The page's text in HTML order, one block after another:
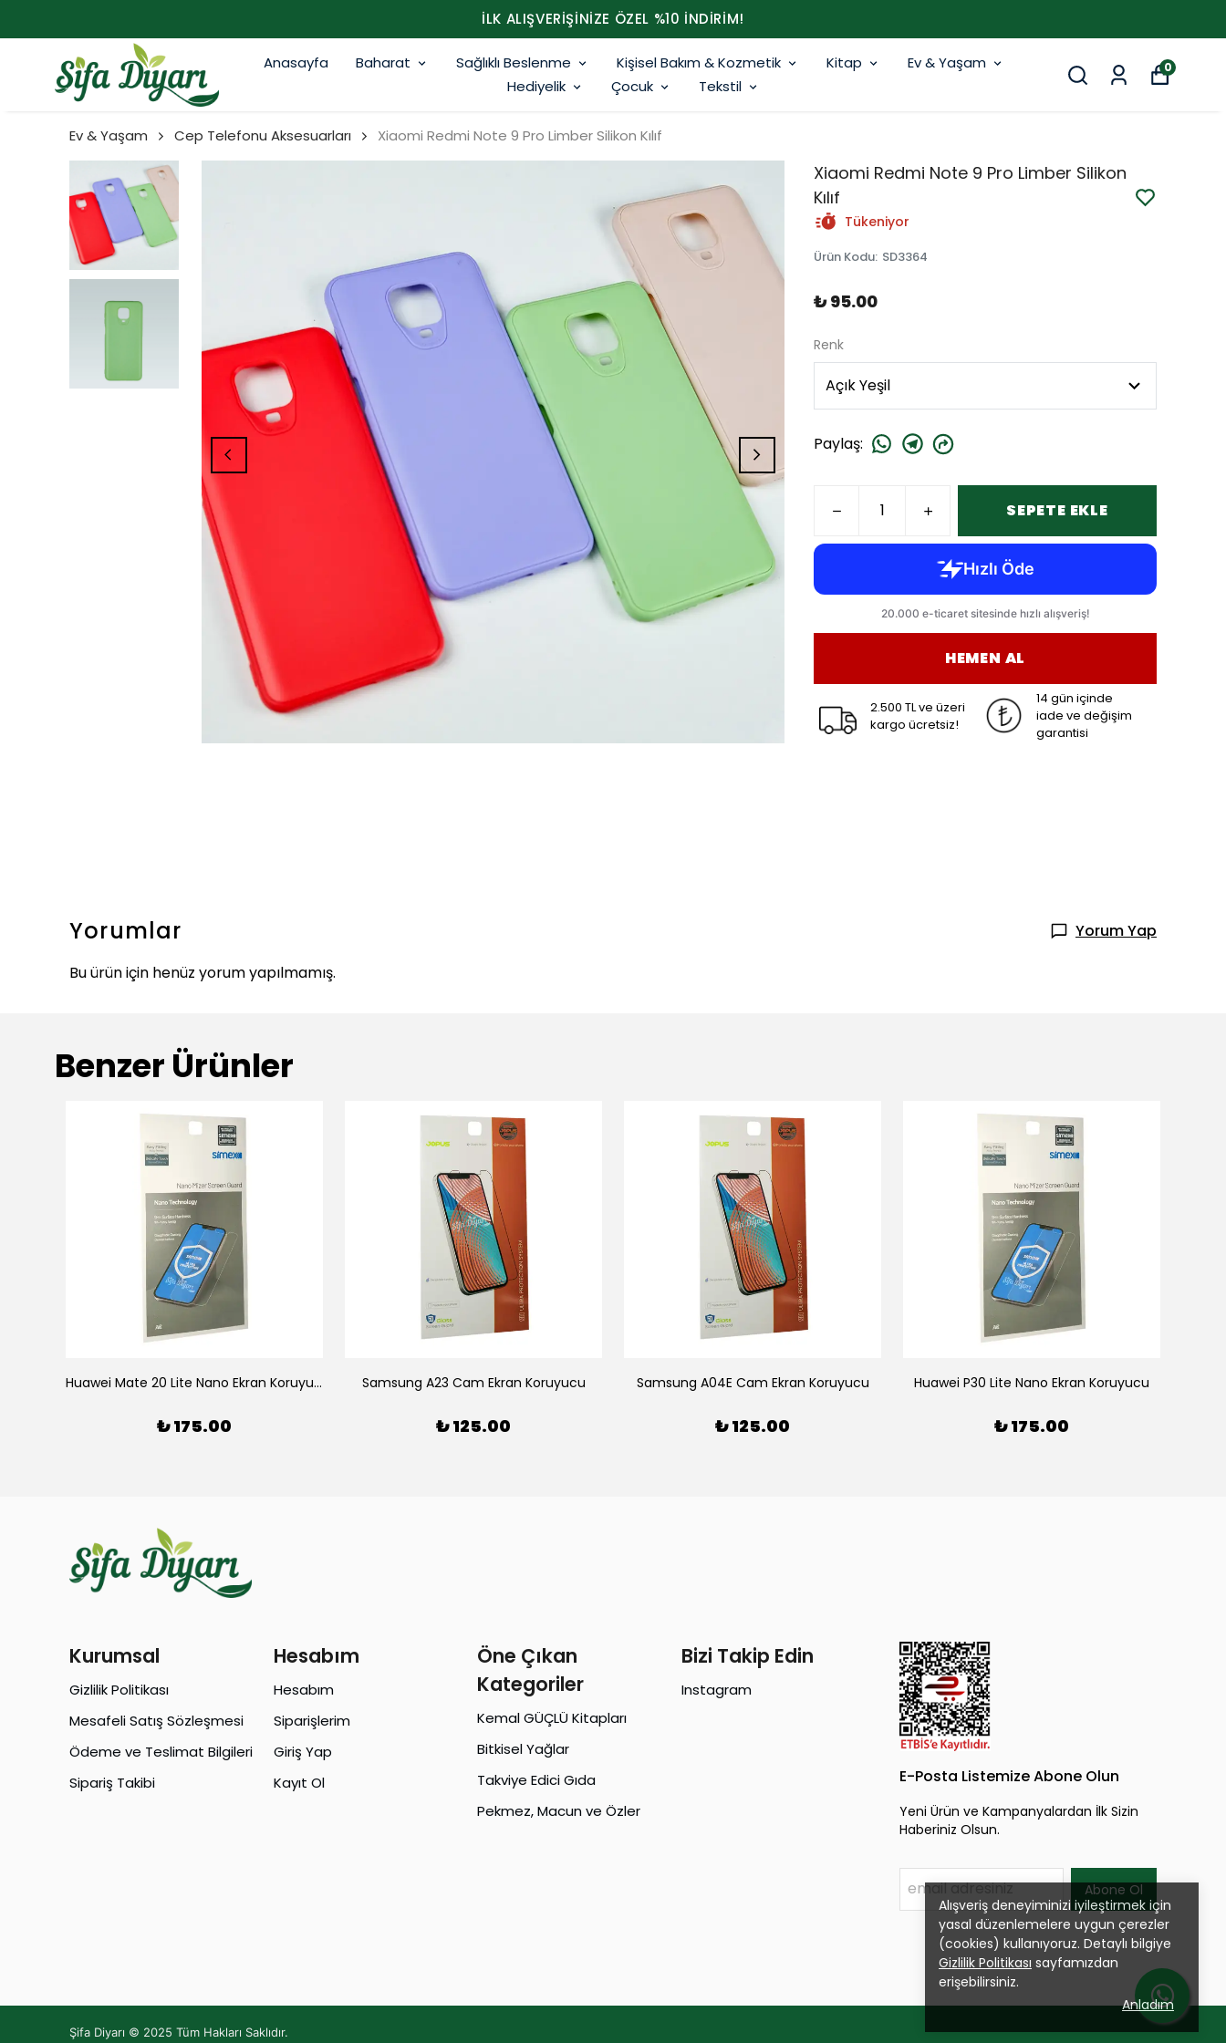
İLK ALIŞVERİŞİNİZE ÖZEL %10 İNDİRİM!
Anasayfa Baharat Sağlıklı Beslenme Kişisel Bakım & Kozmetik Kitap
Ev & Yaşam
Hediyelik
Çocuk Tekstil
0
Alışveriş deneyiminizi iyileştirmek için
yasal düzenlemelere uygun çerezler
(cookies) kullanıyoruz. Detaylı bilgiye
Gizlilik Politikası sayfamızdan
erişebilirsiniz.
Anladım
Ev & Yaşam Cep Telefonu Aksesuarları Xiaomi Redmi Note 9 Pro Limber Silikon Kılıf
Xiaomi Redmi Note 9 Pro Limber Silikon
Kılıf
Tükeniyor
Ürün Kodu: SD3364
₺ 95.00
Renk
Paylaş:
SEPETE EKLE
HEMEN AL
2.500 TL ve üzeri
kargo ücretsiz!
14 gün içinde
iade ve değişim
garantisi
Yorumlar
Yorum Yap
Bu ürün için henüz yorum yapılmamış.
Benzer Ürünler
Huawei Mate 20 Lite Nano Ekran Koruyucu
₺ 175.00
Samsung A23 Cam Ekran Koruyucu
₺ 125.00
Samsung A04E Cam Ekran Koruyucu
₺ 125.00
Huawei P30 Lite Nano Ekran Koruyucu
₺ 175.00
Kurumsal
Gizlilik Politikası
Mesafeli Satış Sözleşmesi
Ödeme ve Teslimat Bilgileri
Sipariş Takibi
Hesabım
Hesabım
Siparişlerim
Giriş Yap
Kayıt Ol
Öne Çıkan
Kategoriler
Kemal GÜÇLÜ Kitapları
Bitkisel Yağlar
Takviye Edici Gıda
Pekmez, Macun ve Özler
Bizi Takip Edin
Instagram
E-Posta Listemize Abone Olun
Yeni Ürün ve Kampanyalardan İlk Sizin
Haberiniz Olsun.
Abone Ol
Şifa Diyarı © 2025 Tüm Hakları Saklıdır.